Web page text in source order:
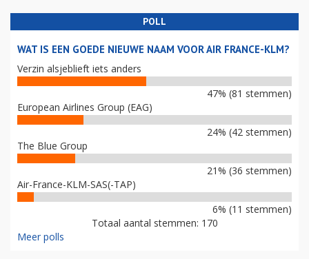
POLL
WAT IS EEN GOEDE NIEUWE NAAM VOOR AIR FRANCE-KLM?
Verzin alsjeblieft iets anders
47% (81 stemmen)
European Airlines Group (EAG)
24% (42 stemmen)
The Blue Group
21% (36 stemmen)
Air-France-KLM-SAS(-TAP)
6% (11 stemmen)
Totaal aantal stemmen: 170
Meer polls